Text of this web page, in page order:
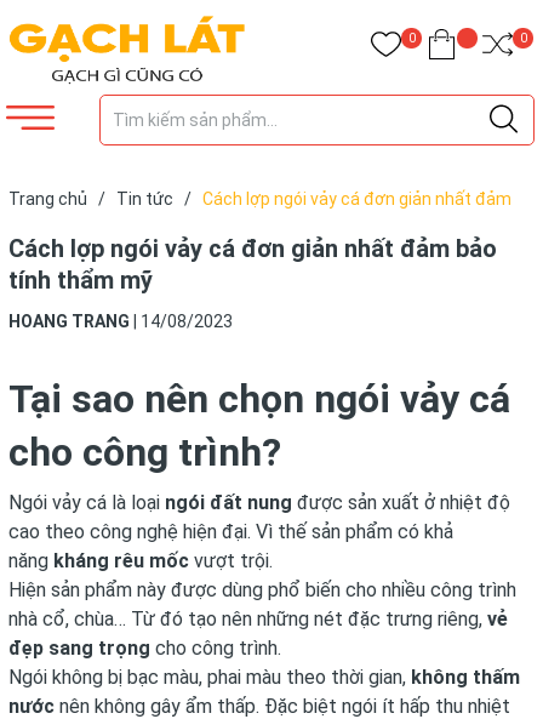
0 0
Trang chủ / Tin tức / Cách lợp ngói vảy cá đơn giản nhất đảm
Cách lợp ngói vảy cá đơn giản nhất đảm bảo
tính thẩm mỹ
HOANG TRANG 14/08/2023
Tại sao nên chọn ngói vảy cá
cho công trình?
Ngói vảy cá là loại ngói đất nung được sản xuất ở nhiệt độ
cao theo công nghệ hiện đại. Vì thế sản phẩm có khả
năng kháng rêu mốc vượt trội.
Hiện sản phẩm này được dùng phổ biến cho nhiều công trình
nhà cổ, chùa… Từ đó tạo nên những nét đặc trưng riêng, vẻ
đẹp sang trọng cho công trình.
Ngói không bị bạc màu, phai màu theo thời gian, không thấm
nước nên không gây ẩm thấp. Đặc biệt ngói ít hấp thu nhiệt